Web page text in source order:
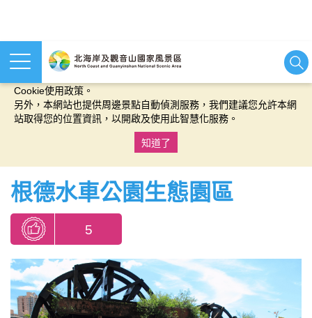
本網站使用cookies等相關技術以持續優化網站服務，並有助於為
Cookie使用政策。
另外，本網站也提供周邊景點自動偵測服務，我們建議您允許本網
站取得您的位置資訊，以開啟及使用此智慧化服務。
知道了
根德水車公園生態園區
5